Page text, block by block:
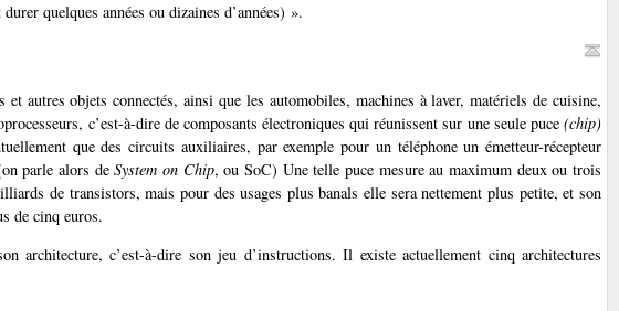
quelques années ou dizaines d’années) ».
autres objets connectés, ainsi que les automobiles, machines à laver, matériels de cuisine,
c’est-à-dire de composants électroniques qui réunissent sur une seule puce (chip)
que des circuits auxiliaires, par exemple pour un téléphone un émetteur-récepteur
parle alors deSystem on Chip, ou SoC) Une telle puce mesure au maximum deux ou trois
de transistors, mais pour des usages plus banals elle sera nettement plus petite, et son
de cinq euros.
architecture, c’est-à-dire son jeu d’instructions. Il existe actuellement cinq architectures